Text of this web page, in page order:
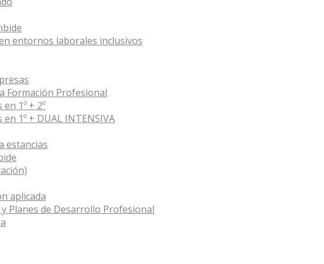
entornos laborales inclusivos
Formación Profesional
1º + 2º
1º + DUAL INTENSIVA
estancias
aplicada
Planes de Desarrollo Profesional